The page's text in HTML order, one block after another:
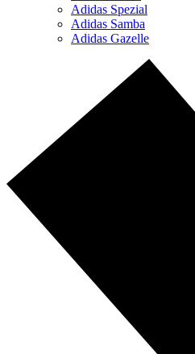
Adidas Spezial
Adidas Samba
Adidas Gazelle